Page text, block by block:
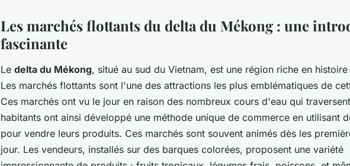
Les marchés flottants du delta du Mékong : une
fascinante
Le delta du Mékong, situé au sud du Vietnam, est une région riche en
Les marchés flottants sont l'une des attractions les plus emblématiques de
Ces marchés ont vu le jour en raison des nombreux cours d'eau qui
habitants ont ainsi développé une méthode unique de commerce en utilisant
pour vendre leurs produits. Ces marchés sont souvent animés dès les
jour. Les vendeurs, installés sur des barques colorées, proposent une variété